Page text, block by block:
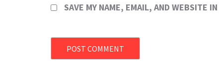
SAVE MY NAME, EMAIL, AND WEBSITE